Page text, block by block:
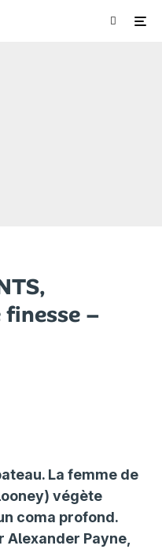
–
La femme de
végète
coma profond.
Payne,